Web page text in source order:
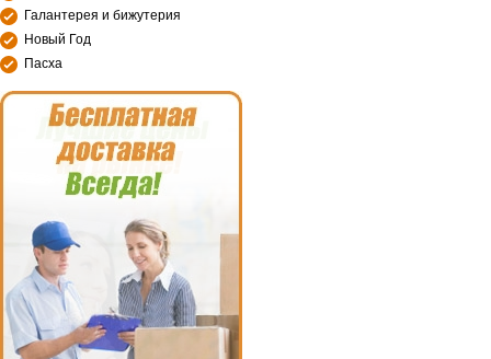
Галантерея и бижутерия
Новый Год
Пасха